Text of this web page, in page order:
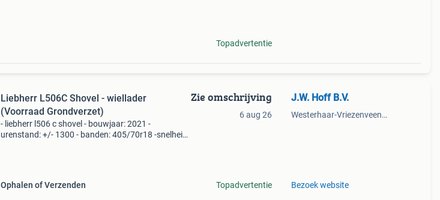
Topadvertentie
Liebherr L506C Shovel - wiellader
(Voorraad Grondverzet)
- liebherr l506 c shovel - bouwjaar: 2021 -
urenstand: +/- 1300 - banden: 405/70r18 -snelheid:
Ophalen of Verzenden
Zie omschrijving
6 aug 26
Topadvertentie
J.W. Hoff B.V.
Westerhaar-Vriezenveensewijk
Bezoek website